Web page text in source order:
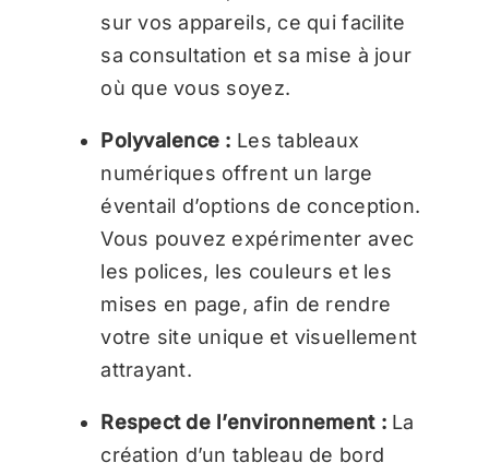
sur vos appareils, ce qui facilite
sa consultation et sa mise à jour
où que vous soyez.
Polyvalence : Les tableaux
numériques offrent un large
éventail d’options de conception.
Vous pouvez expérimenter avec
les polices, les couleurs et les
mises en page, afin de rendre
votre site unique et visuellement
attrayant.
Respect de l’environnement :La
création d’un tableau de bord